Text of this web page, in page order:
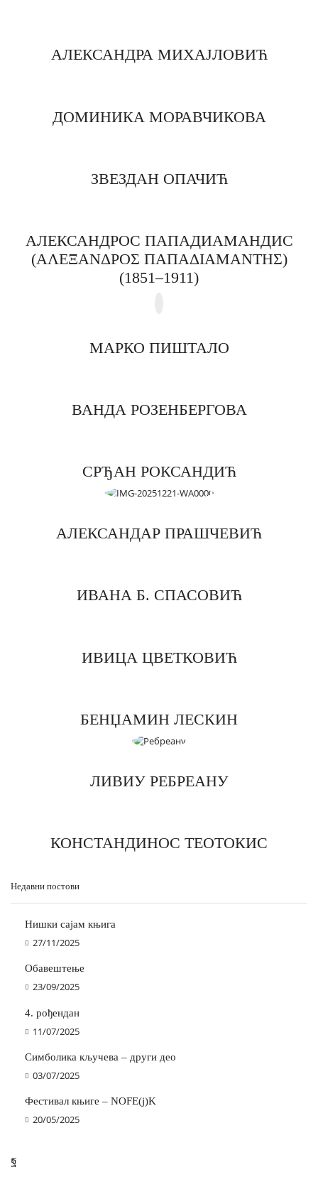
АЛЕКСАНДРА МИХАЈЛОВИЋ
ДОМИНИКА МОРАВЧИКОВА
ЗВЕЗДАН ОПАЧИЋ
АЛЕКСАНДРОС ПАПАДИАМАНДИС
(ΑΛΕΞΑΝΔΡΟΣ ΠΑΠΑΔΙΑΜΑΝΤΗΣ)
(1851–1911)
МАРКО ПИШТАЛО
ВАНДА РОЗЕНБЕРГОВА
СРЂАН РОКСАНДИЋ
АЛЕКСАНДАР ПРАШЧЕВИЋ
ИВАНА Б. СПАСОВИЋ
ИВИЦА ЦВЕТКОВИЋ
БЕНЏАМИН ЛЕСКИН
ЛИВИУ РЕБРЕАНУ
КОНСТАНДИНОС ТЕОТОКИС
Недавни постови
Нишки сајам књига
27/11/2025
Обавештење
23/09/2025
4. рођендан
11/07/2025
Симболика кључева – други део
03/07/2025
Фестивал књиге – NOFE(j)K
20/05/2025
Facebook